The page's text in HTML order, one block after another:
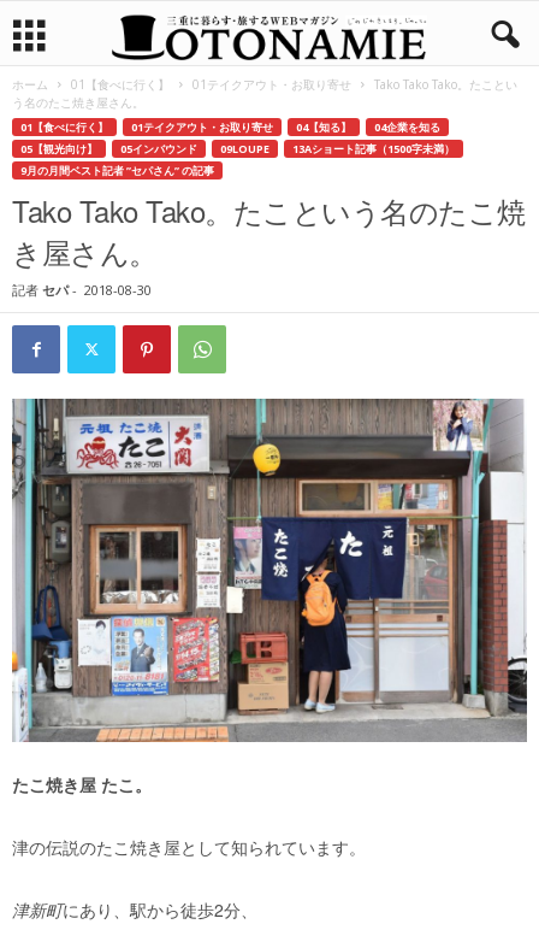
ホーム 01【食べに行く】 01テイクアウト・お取り寄せ
Tako Tako Tako。たことい
う名のたこ焼き屋さん。
01【食べに行く】 01テイクアウト・お取り寄せ 04【知る】
04企業を知る
05【観光向け】
05インバウンド 09LOUPE
13Aショート記事（1500字未満）
9月の月間ベスト記者 ”セパさん” の記事
Tako Tako Tako。たこという名のたこ焼
き屋さん。
記者 セパ- 2018-08-30
たこ焼き屋 たこ。
津の伝説のたこ焼き屋として知られています。
津新町にあり、駅から徒歩2分、